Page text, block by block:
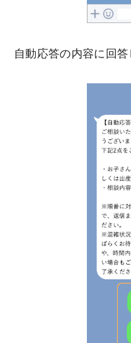
自動応答の内容に回答